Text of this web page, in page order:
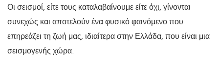
Οι σεισμοί, είτε τους καταλαβαίνουμε είτε όχι, γίνονται
συνεχώς και αποτελούν ένα φυσικό φαινόμενο που
επηρεάζει τη ζωή μας, ιδιαίτερα στην Ελλάδα, που είναι μια
σεισμογενής χώρα.